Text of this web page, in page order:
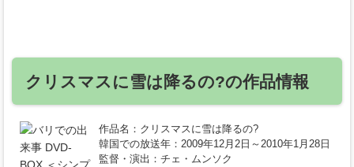
クリスマスに雪は降るの?の作品情報
作品名 ：クリスマスに雪は降るの?
韓国での放送年 ：2009年12月2日～2010年1月28日
監督・演出 ：チェ・ムンソク